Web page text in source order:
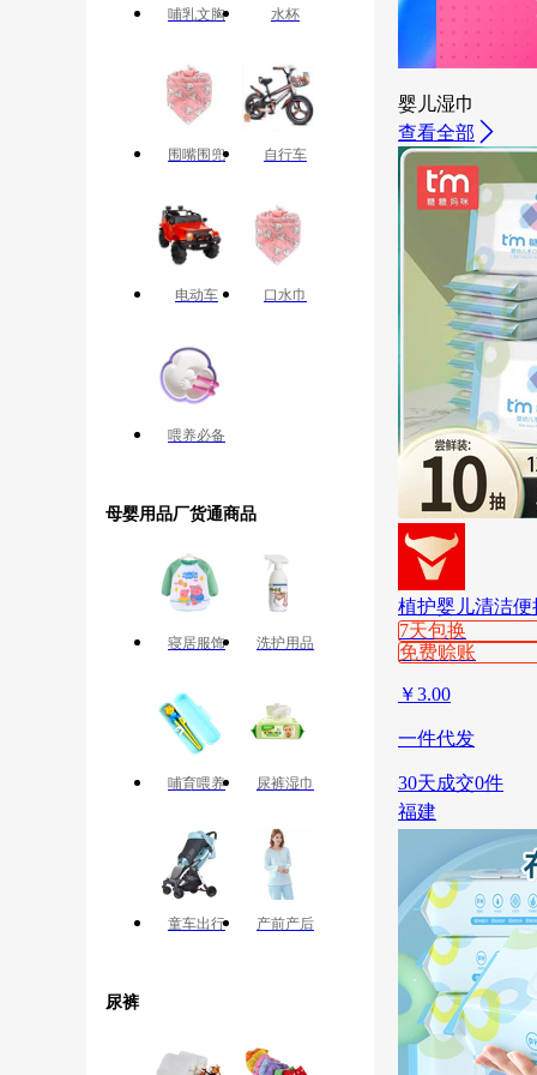
哺乳文胸 水杯
围嘴围兜 自行车
电动车 口水巾
喂养必备
母婴用品厂货通商品
寝居服饰 洗护用品
哺育喂养 尿裤湿巾
童车出行 产前产后
尿裤
婴儿湿巾
查看全部
植护婴儿清洁便
7天包换
免费赊账
￥3.00
一件代发
30天成交0件
福建